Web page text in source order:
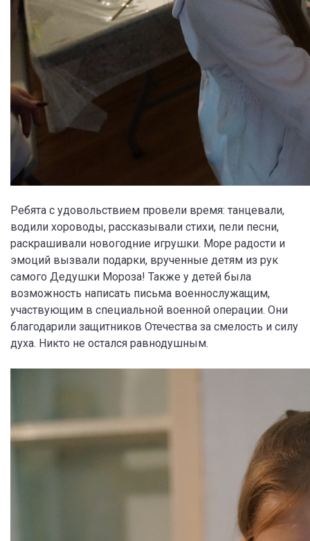
Ребята с удовольствием провели время: танцевали,
водили хороводы, рассказывали стихи, пели песни,
раскрашивали новогодние игрушки. Море радости и
эмоций вызвали подарки, врученные детям из рук
самого Дедушки Мороза! Также у детей была
возможность написать письма военнослужащим,
участвующим в специальной военной операции. Они
благодарили защитников Отечества за смелость и силу
духа. Никто не остался равнодушным.